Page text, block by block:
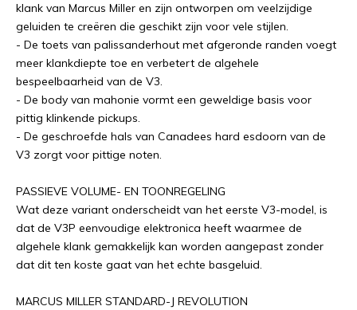
klank van Marcus Miller en zijn ontworpen om veelzijdige
geluiden te creëren die geschikt zijn voor vele stijlen.
- De toets van palissanderhout met afgeronde randen voegt
meer klankdiepte toe en verbetert de algehele
bespeelbaarheid van de V3.
- De body van mahonie vormt een geweldige basis voor
pittig klinkende pickups.
- De geschroefde hals van Canadees hard esdoorn van de
V3 zorgt voor pittige noten.
PASSIEVE VOLUME- EN TOONREGELING
Wat deze variant onderscheidt van het eerste V3-model, is
dat de V3P eenvoudige elektronica heeft waarmee de
algehele klank gemakkelijk kan worden aangepast zonder
dat dit ten koste gaat van het echte basgeluid.
MARCUS MILLER STANDARD-J REVOLUTION